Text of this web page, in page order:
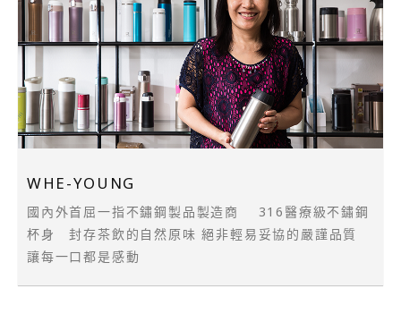
WHE-YOUNG
國內外首屈一指不鏽鋼製品製造商 316醫療級不鏽鋼
杯身 封存茶飲的自然原味 絕非輕易妥協的嚴謹品質
讓每一口都是感動